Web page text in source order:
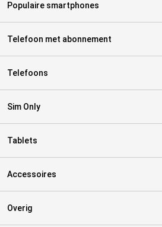
Populaire smartphones
Telefoon met abonnement
Telefoons
Sim Only
Tablets
Accessoires
Overig